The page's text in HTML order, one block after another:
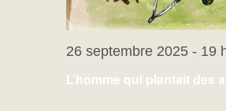
L’homme qui plantait des
26 septembre 2025 - 19